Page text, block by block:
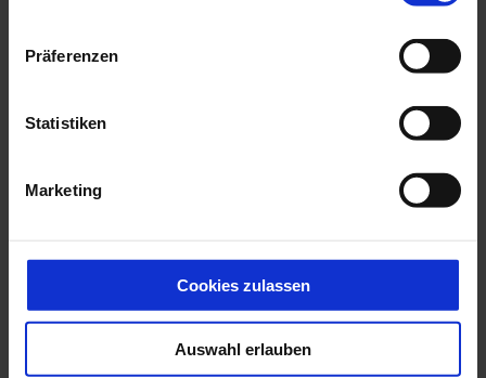
Präferenzen
Statistiken
Marketing
Cookies zulassen
Auswahl erlauben
T90 EV